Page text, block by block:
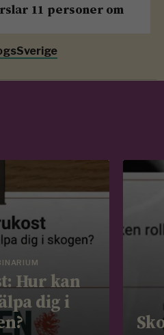
11 personer om
Hur kan
dig i